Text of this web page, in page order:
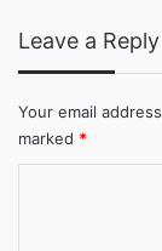
Leave a Reply
Your email
marked *